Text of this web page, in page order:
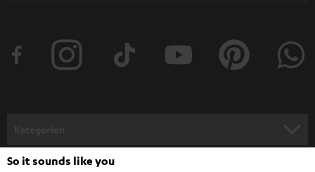
e
m
e
HEIMKINO
Unternehmen
So it sounds like you